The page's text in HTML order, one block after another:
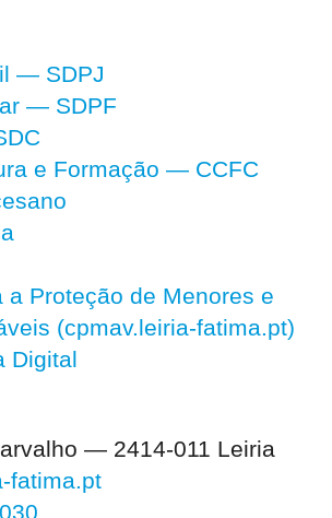
— SDPJ
— SDPF
e Formação — CCFC
a Proteção de Menores e
(cpmav.leiria-fatima.pt)
Digital
— 2414-011 Leiria
fatima.pt